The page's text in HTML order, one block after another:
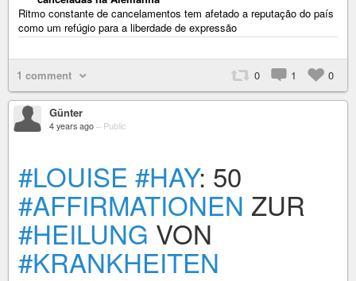
Ritmo constante de cancelamentos tem afetado a reputação do país
como um refúgio para a liberdade de expressão
1 comment 0 1 0
Günter
4 years ago – Public
#LOUISE #HAY: 50
#AFFIRMATIONEN ZUR
#HEILUNG VON
#KRANKHEITEN